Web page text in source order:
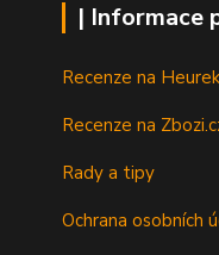
| Informace
Recenze na
Recenze na
Rady a tipy
Ochrana osobních